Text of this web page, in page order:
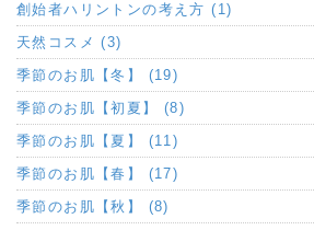
創始者ハリントンの考え方 (1)
天然コスメ (3)
季節のお肌【冬】 (19)
季節のお肌【初夏】 (8)
季節のお肌【夏】 (11)
季節のお肌【春】 (17)
季節のお肌【秋】 (8)